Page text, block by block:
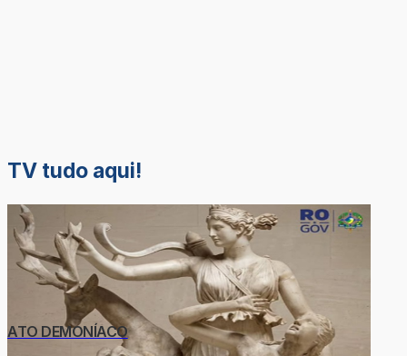
TV tudo aqui!
ATO DEMONÍACO